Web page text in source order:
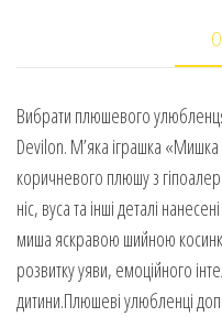
Вибрати плюшевого
Devilon. М’яка іграшка
коричневого плюшу з
ніс, вуса та інші деталі
миша яскравою шийною
розвитку уяви, емоційного
дитини.Плюшеві улюбленці